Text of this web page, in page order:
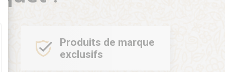
Produits de marque
exclusifs